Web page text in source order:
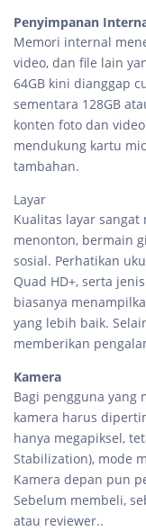
Penyimpanan
Memori internal
video, dan file lain
64GB kini dianggap
sementara 128GB
konten foto dan
mendukung kartu
tambahan.
Layar
Kualitas layar
menonton, bermain
sosial. Perhatikan
Quad HD+, serta
biasanya
yang lebih baik.
memberikan
Kamera
Bagi pengguna yang
kamera harus
hanya megapiksel,
Stabilization), mode
Kamera depan pun
Sebelum membeli,
atau reviewer..